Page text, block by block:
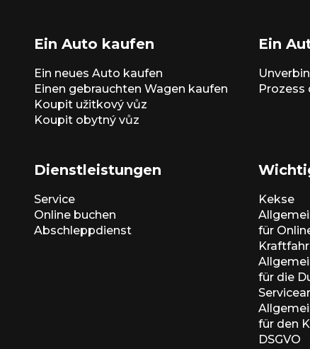
Ein Auto kaufen
Ein neues Auto kaufen
Einen gebrauchten Wagen kaufen
Koupit užitkový vůz
Koupit obytný vůz
Ein
Prozess
Dienstleistungen
Service
Online buchen
Abschleppdienst
Kekse
für
für die
für den
DSGVO